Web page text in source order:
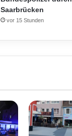
Saarbrücken
vor 15 Stunden